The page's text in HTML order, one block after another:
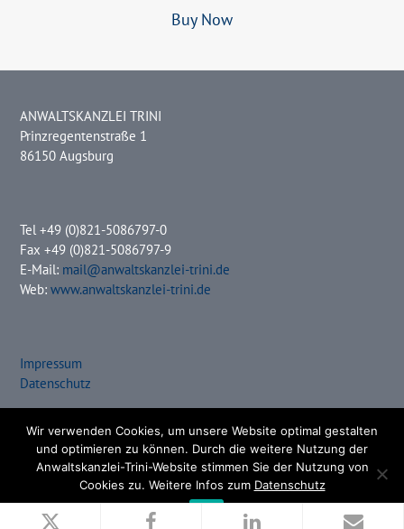
Buy Now
ANWALTSKANZLEI TRINI
Prinzregentenstraße 1
86150 Augsburg
Tel +49 (0)821-5086797-0
Fax +49 (0)821-5086797-9
E-Mail: mail@anwaltskanzlei-trini.de
Web:www.anwaltskanzlei-trini.de
Impressum
Datenschutz
Copyright 2018 - ANWALTSKANZLEI TRINI
Wir verwenden Cookies, um unsere Website optimal gestalten
und optimieren zu können. Durch die weitere Nutzung der
Anwaltskanzlei-Trini-Website stimmen Sie der Nutzung von
Cookies zu. Weitere Infos zum Datenschutz